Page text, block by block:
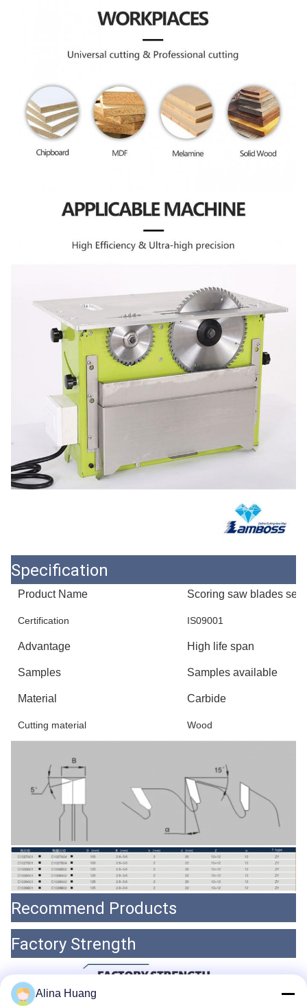
Specification
Product Name Scoring saw blades set
Certification IS09001
Advantage High life span
Samples Samples available
Material Carbide
Cutting material Wood
Recommend Products
Factory Strength
Alina Huang